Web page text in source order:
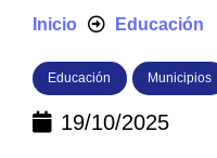
Inicio Educación
Educación Municipios
19/10/2025